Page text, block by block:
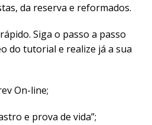
da reserva e reformados.
Siga o passo a passo
do tutorial e realize já a sua
On-line;
e prova de vida”;